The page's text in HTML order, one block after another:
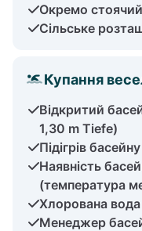
Окремо стоячий
Сільське
Купання
Відкритий
1,30 m Tiefe)
Підігрів
Наявність
(температура
Хлорована вода
Менеджер